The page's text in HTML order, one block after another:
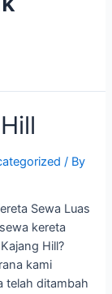
/ By
Sewa Luas
kereta
Hill?
kami
telah ditambah